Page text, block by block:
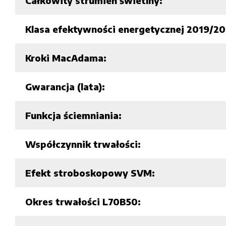
Klasa efektywności energetycznej 2019/
Kroki MacAdama:
Gwarancja (lata):
Funkcja ściemniania:
Współczynnik trwałości:
Efekt stroboskopowy SVM:
Okres trwałości L70B50: